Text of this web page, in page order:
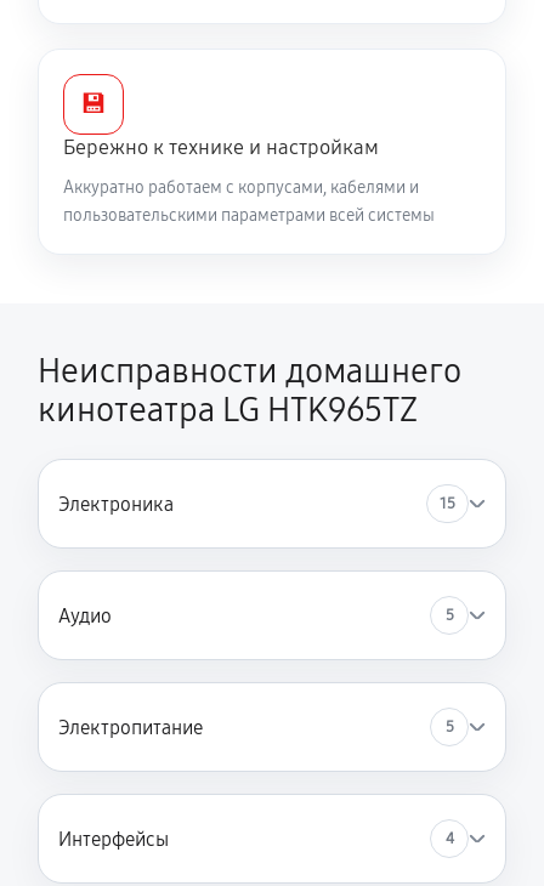
💾
Бережно к технике и настройкам
Аккуратно работаем с корпусами, кабелями и
пользовательскими параметрами всей системы
Неисправности домашнего
кинотеатра LG HTK965TZ
Электроника 15
Аудио 5
Электропитание 5
Интерфейсы 4